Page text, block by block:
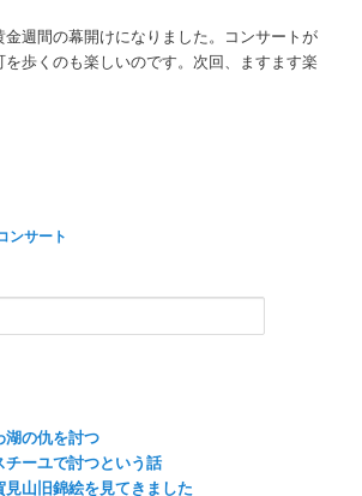
週間の幕開けになりました。コンサートが
歩くのも楽しいのです。次回、ますます楽
ンサート
湖の仇を討つ
ーユで討つという話
山旧錦絵を見てきました